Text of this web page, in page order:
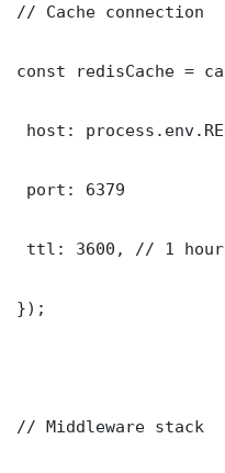
// Cache connection
const redisCache =
host:
port: 6379
ttl: 3600, // 1 hour
});
// Middleware stack